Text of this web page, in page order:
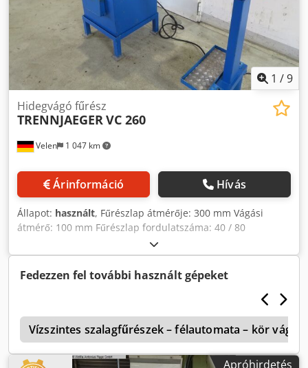
1 /9
Velen 1 047 km
Hidegvágó fűrész
TRENNJAEGERVC 260
Árinformáció Hívás
Állapot: használt, Fűrészlap átmérője: 300 mm Vágási
átmérő: 100 mm Fűrészlap fordulatszáma: 40 / 80
ford./perc Vágási tartomány 90 fokos szögben:
négyszögletes profil 90 mm Vágási tartomány 90 fokos
szögben: körprofil 100 mm Teljesítményfelvétel: 1,5 kW
Dsdpezlkvwofx Aizock Gép súlya: kb. 0,5 t Hideg
vágókorongos fűrész - 45 fokos ferde vágás, egyoldalas -
Anyagtámasz, legfeljebb 1170 mm-ig - Hűtőfolyadék-
szivattyú
Fedezzen fel további használt gépeket
Vízszintes szalagfűrészek – félautomata – kör
Apróhirdetés